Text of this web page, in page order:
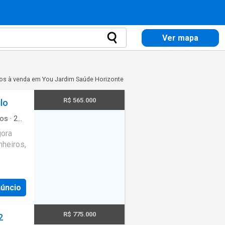
Ver mapa
à venda em You Jardim Saúde Horizonte
· 2
R$ 565.000
R$ 775.000